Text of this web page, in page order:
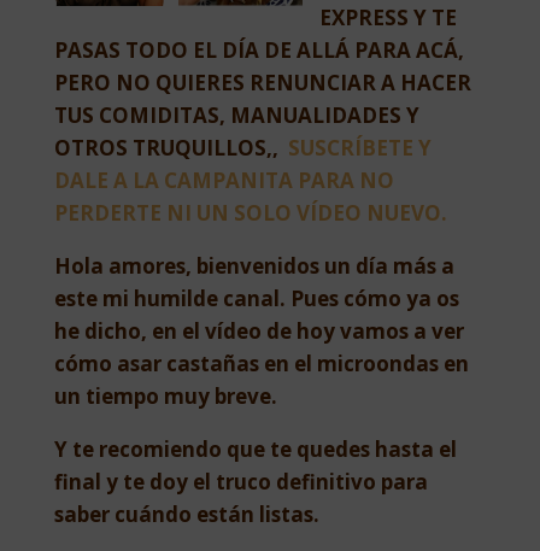
EXPRESS Y TE
PASAS TODO EL DÍA DE ALLÁ PARA ACÁ,
PERO NO QUIERES RENUNCIAR A HACER
TUS COMIDITAS, MANUALIDADES Y
OTROS TRUQUILLOS,, SUSCRÍBETE Y
DALE A LA CAMPANITA PARA NO
PERDERTE NI UN SOLO VÍDEO NUEVO.
Hola amores, bienvenidos un día más a
este mi humilde canal. Pues cómo ya os
he dicho, en el vídeo de hoy vamos a ver
cómo asar castañas en el microondas en
un tiempo muy breve.
Y te recomiendo que te quedes hasta el
final y te doy el truco definitivo para
saber cuándo están listas.